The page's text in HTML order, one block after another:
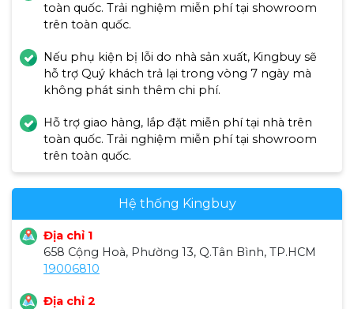
sau khi dùng. Máy còn có cả quai xách tiện lợi.
toàn quốc. Trải nghiệm miễn phí tại showroom
trên toàn quốc.
Nếu phụ kiện bị lỗi do nhà sản xuất, Kingbuy sẽ
hỗ trợ Quý khách trả lại trong vòng 7 ngày mà
không phát sinh thêm chi phí.
Hỗ trợ giao hàng, lắp đặt miễn phí tại nhà trên
toàn quốc. Trải nghiệm miễn phí tại showroom
trên toàn quốc.
Hệ thống Kingbuy
Địa chỉ 1
658 Cộng Hoà, Phường 13, Q.Tân Bình, TP.HCM
19006810
Địa chỉ 2